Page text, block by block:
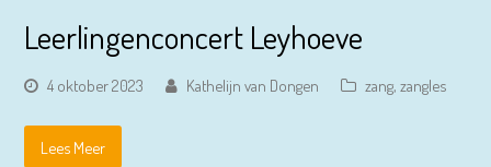
Leerlingenconcert Leyhoeve
4 oktober 2023 Kathelijn van Dongen zang,zangles
Lees Meer